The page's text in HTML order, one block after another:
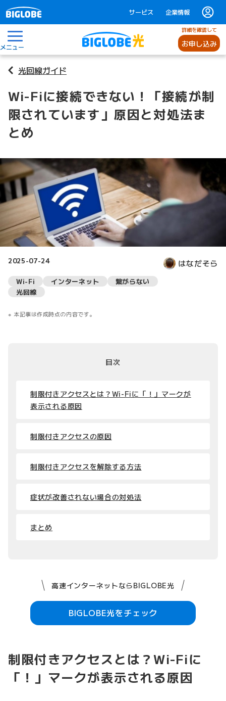
サービス 企業情報
メニュー
詳細を確認して
お申し込み
光回線ガイド
Wi-Fiに接続できない！「接続が制
限されています」原因と対処法ま
とめ
2025-07-24 はなだそら
Wi-Fi インターネット
繋がらない
光回線
本記事は作成時点の内容です。
目次
制限付きアクセスとは？Wi-Fiに「！」マークが
表示される原因
制限付きアクセスの原因
制限付きアクセスを解除する方法
症状が改善されない場合の対処法
まとめ
高速インターネットならBIGLOBE光
BIGLOBE光をチェック
制限付きアクセスとは？Wi-Fiに
「！」マークが表示される原因